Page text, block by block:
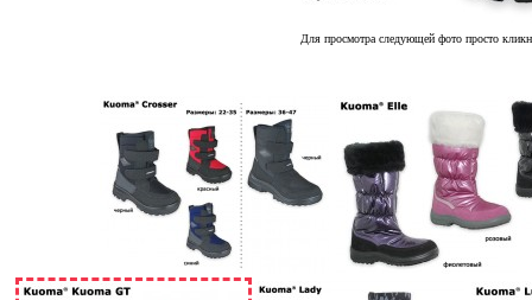
Для просмотра следующей фото просто